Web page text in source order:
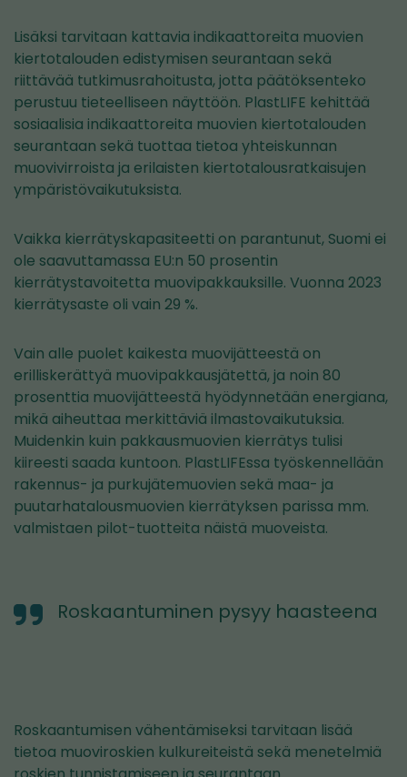
Lisäksi tarvitaan kattavia indikaattoreita muovien
kiertotalouden edistymisen seurantaan sekä
riittävää tutkimusrahoitusta, jotta päätöksenteko
perustuu tieteelliseen näyttöön. PlastLIFE kehittää
sosiaalisia indikaattoreita muovien kiertotalouden
seurantaan sekä tuottaa tietoa yhteiskunnan
muovivirroista ja erilaisten kiertotalousratkaisujen
ympäristövaikutuksista.
Vaikka kierrätyskapasiteetti on parantunut, Suomi ei
ole saavuttamassa EU:n 50 prosentin
kierrätystavoitetta muovipakkauksille. Vuonna 2023
kierrätysaste oli vain 29 %.
Vain alle puolet kaikesta muovijätteestä on
erilliskerättyä muovipakkausjätettä, ja noin 80
prosenttia muovijätteestä hyödynnetään energiana,
mikä aiheuttaa merkittäviä ilmastovaikutuksia.
Muidenkin kuin pakkausmuovien kierrätys tulisi
kiireesti saada kuntoon. PlastLIFEssa työskennellään
rakennus- ja purkujätemuovien sekä maa- ja
puutarhatalousmuovien kierrätyksen parissa mm.
valmistaen pilot-tuotteita näistä muoveista.
Roskaantuminen pysyy haasteena
Roskaantumisen vähentämiseksi tarvitaan lisää
tietoa muoviroskien kulkureiteistä sekä menetelmiä